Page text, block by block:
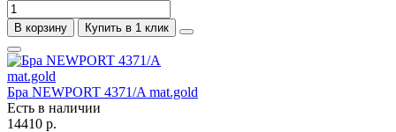
В корзину Купить в 1 клик
Бра NEWPORT 4371/A mat.gold
Есть в наличии
14410 р.